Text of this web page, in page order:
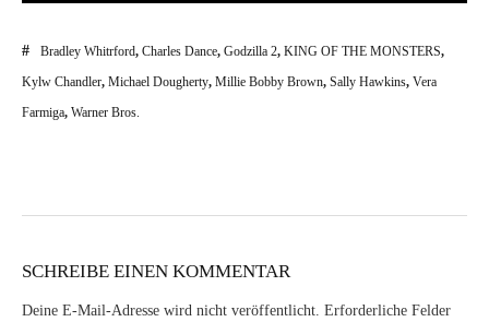
Bradley Whitrford, Charles Dance, Godzilla 2, KING OF THE MONSTERS,
Kylw Chandler, Michael Dougherty, Millie Bobby Brown, Sally Hawkins, Vera
Farmiga, Warner Bros.
SCHREIBE EINEN KOMMENTAR
Deine E-Mail-Adresse wird nicht veröffentlicht. Erforderliche Felder